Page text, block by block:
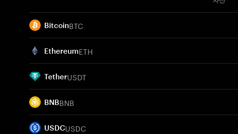
BitcoinBTC
EthereumETH
TetherUSDT
BNBBNB
USDCUSDC